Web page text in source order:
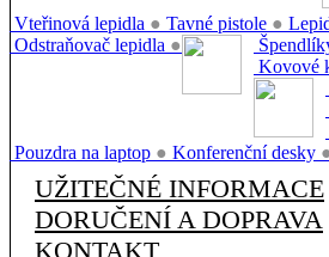
Vteřinová lepidla ● Tavné pistole ●
Odstraňovač lepidla ●
Kovové
Pouzdra na laptop ● Konferenční desky
UŽITEČNÉ INFORMACE
DORUČENÍ A DOPRAVA
KONTAKT